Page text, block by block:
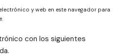
y web en este navegador para
con los siguientes